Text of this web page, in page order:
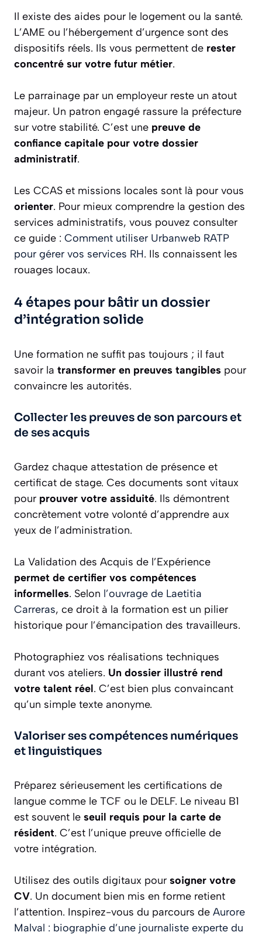
Il existe des aides pour le logement ou la santé.
L’AME ou l’hébergement d’urgence sont des
dispositifs réels. Ils vous permettent de rester
concentré sur votre futur métier.
Le parrainage par un employeur reste un atout
majeur. Un patron engagé rassure la préfecture
sur votre stabilité. C’est une preuve de
confiance capitale pour votre dossier
administratif.
Les CCAS et missions locales sont là pour vous
orienter. Pour mieux comprendre la gestion des
services administratifs, vous pouvez consulter
ce guide : Comment utiliser Urbanweb RATP
pour gérer vos services RH. Ils connaissent les
rouages locaux.
4 étapes pour bâtir un dossier
d’intégration solide
Une formation ne suffit pas toujours ; il faut
savoir la transformer en preuves tangibles pour
convaincre les autorités.
Collecter les preuves de son parcours et
de ses acquis
Gardez chaque attestation de présence et
certificat de stage. Ces documents sont vitaux
pour prouver votre assiduité. Ils démontrent
concrètement votre volonté d’apprendre aux
yeux de l’administration.
La Validation des Acquis de l’Expérience
permet de certifier vos compétences
informelles. Selon l’ouvrage de Laetitia
Carreras, ce droit à la formation est un pilier
historique pour l’émancipation des travailleurs.
Photographiez vos réalisations techniques
durant vos ateliers. Un dossier illustré rend
votre talent réel. C’est bien plus convaincant
qu’un simple texte anonyme.
Valoriser ses compétences numériques
et linguistiques
Préparez sérieusement les certifications de
langue comme le TCF ou le DELF. Le niveau B1
est souvent le seuil requis pour la carte de
résident. C’est l’unique preuve officielle de
votre intégration.
Utilisez des outils digitaux pour soigner votre
CV. Un document bien mis en forme retient
l’attention. Inspirez-vous du parcours de Aurore
Malval : biographie d’une journaliste experte du